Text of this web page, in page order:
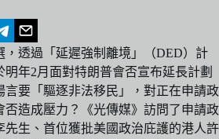
，透過「延遲強制離境」（DED）計
年2月面對特朗普會否宣布延長計劃
言要「驅逐非法移民」，對正在申請政
否造成壓力？《光傳媒》訪問了申請政
先生、首位獲批美國政治庇護的港人許